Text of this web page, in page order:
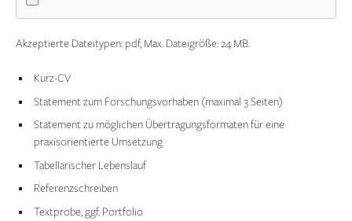
Akzeptierte Dateitypen: pdf, Max. Dateigröße: 24 MB.
Kurz-CV
Statement zum Forschungsvorhaben (maximal 3 Seiten)
Statement zu möglichen Übertragungsformaten für eine
praxisorientierte Umsetzung
Tabellarischer Lebenslauf
Referenzschreiben
Textprobe, ggf. Portfolio